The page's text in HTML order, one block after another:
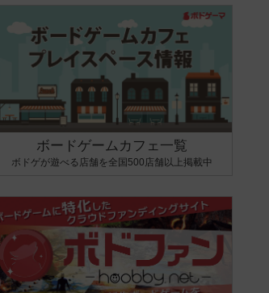
ボードゲームカフェ一覧
ボドゲが遊べる店舗を全国500店舗以上掲載中